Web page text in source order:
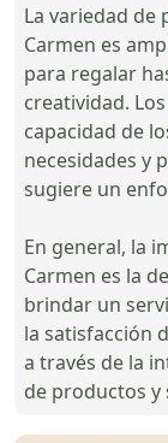
La variedad de
Carmen es
para regalar
creatividad.
capacidad de
necesidades y
sugiere un
En general, la
Carmen es la
brindar un
la satisfacción
a través de la
de productos y